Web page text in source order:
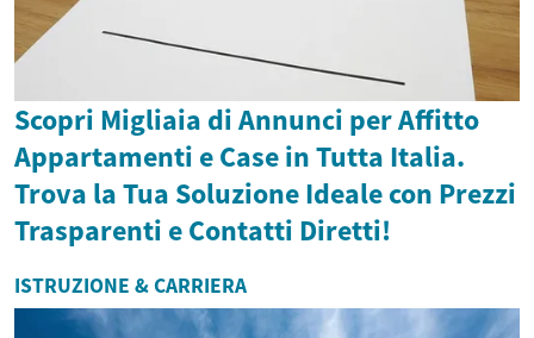
Scopri Migliaia di Annunci per Affitto
Appartamenti e Case in Tutta Italia.
Trova la Tua Soluzione Ideale con Prezzi
Trasparenti e Contatti Diretti!
ISTRUZIONE & CARRIERA